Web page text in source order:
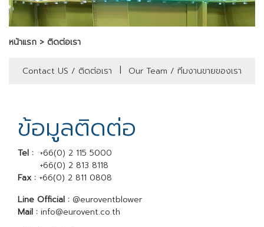
หน้าแรก ติดต่อเรา
Contact US / ติดต่อเรา | Our Team / ทีมงานขายของเรา
ข้อมูลติดต่อ
Tel : +66(0) 2 115 5000
+66(0) 2 813 8118
Fax : +66(0) 2 811 0808
Line Official : @euroventblower
Mail : info@eurovent.co.th